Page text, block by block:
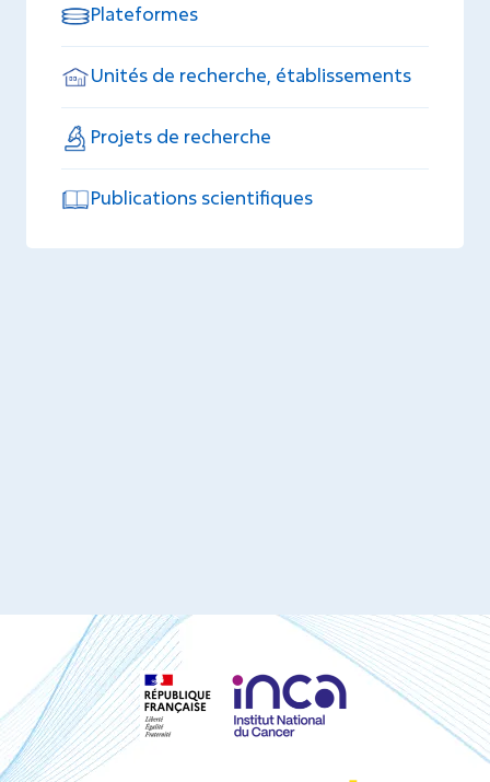
Plateformes
Unités de recherche, établissements
Projets de recherche
Publications scientifiques